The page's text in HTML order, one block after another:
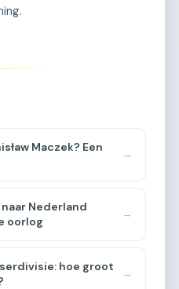
Maczek? Een
→
Nederland
oorlog
→
hoe groot
→